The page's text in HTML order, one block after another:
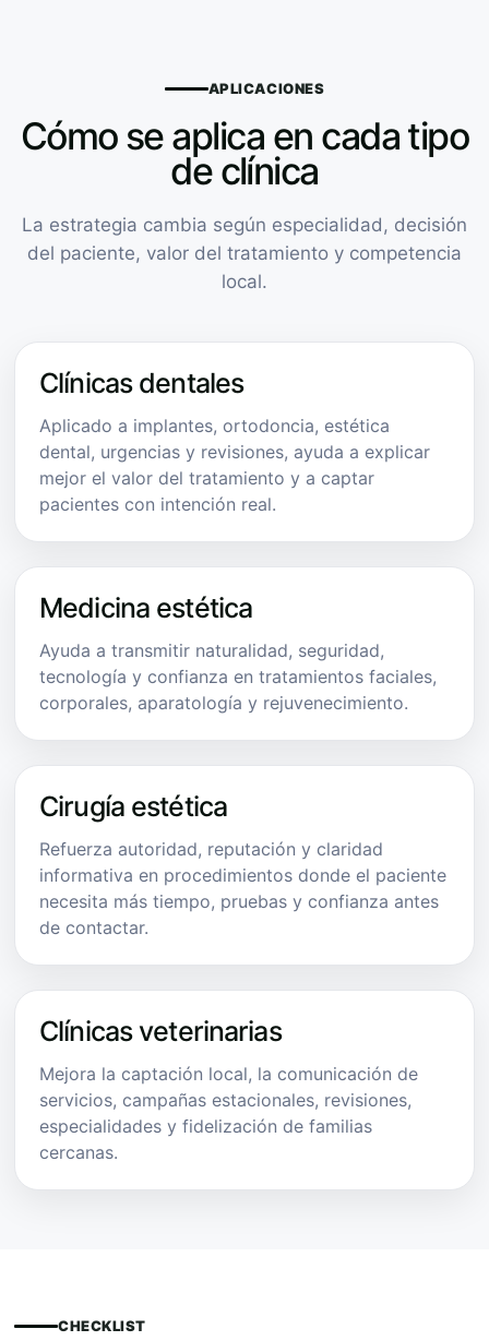
APLICACIONES
Cómo se aplica en cada tipo
de clínica
La estrategia cambia según especialidad, decisión
del paciente, valor del tratamiento y competencia
local.
Clínicas dentales
Aplicado a implantes, ortodoncia, estética
dental, urgencias y revisiones, ayuda a explicar
mejor el valor del tratamiento y a captar
pacientes con intención real.
Medicina estética
Ayuda a transmitir naturalidad, seguridad,
tecnología y confianza en tratamientos faciales,
corporales, aparatología y rejuvenecimiento.
Cirugía estética
Refuerza autoridad, reputación y claridad
informativa en procedimientos donde el paciente
necesita más tiempo, pruebas y confianza antes
de contactar.
Clínicas veterinarias
Mejora la captación local, la comunicación de
servicios, campañas estacionales, revisiones,
especialidades y fidelización de familias
cercanas.
CHECKLIST